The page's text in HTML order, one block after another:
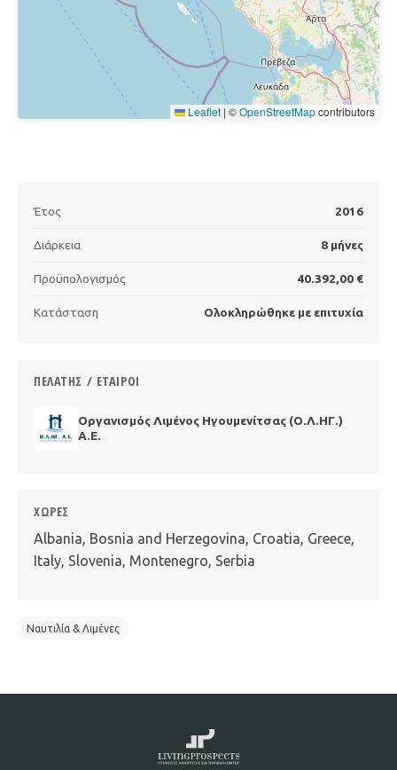
Leaflet | ©OpenStreetMapcontributors
Έτος 2016
Διάρκεια 8 μήνες
Προϋπολογισμός 40.392,00 €
Κατάσταση Ολοκληρώθηκε με επιτυχία
ΠΕΛΆΤΗΣ / ΕΤΑΊΡΟΙ
Οργανισμός Λιμένος Ηγουμενίτσας (Ο.Λ.ΗΓ.)
Α.Ε.
ΧΏΡΕΣ
Albania, Bosnia and Herzegovina, Croatia, Greece,
Italy, Slovenia, Montenegro, Serbia
Ναυτιλία & Λιμένες